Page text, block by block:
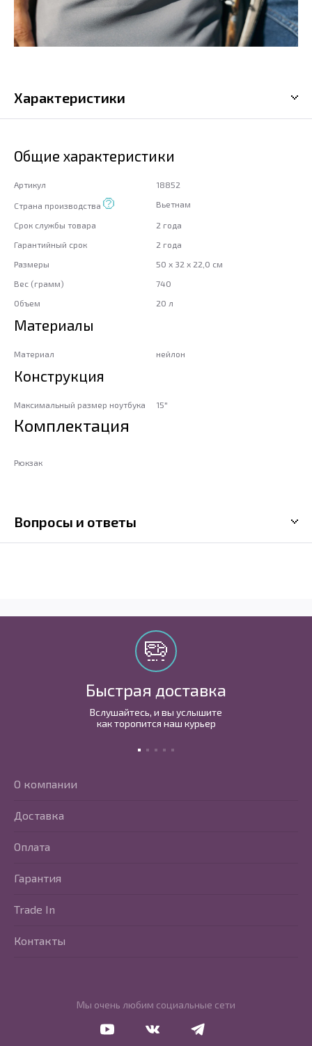
Характеристики
Общие характеристики
Артикул 18852
Страна производства Вьетнам
Срок службы товара
2 года
Гарантийный срок
2 года
Размеры
50 x 32 x 22,0 см
Вес (грамм)
740
Объем
20 л
Материалы
Материал нейлон
Конструкция
Максимальный размер ноутбука 15"
Комплектация
Рюкзак
Вопросы и ответы
Быстрая доставка
Вслушайтесь, и вы услышите
как торопится наш курьер
Мы очень любим социальные сети
О компании
Доставка
Оплата
Гарантия
Trade In
Контакты